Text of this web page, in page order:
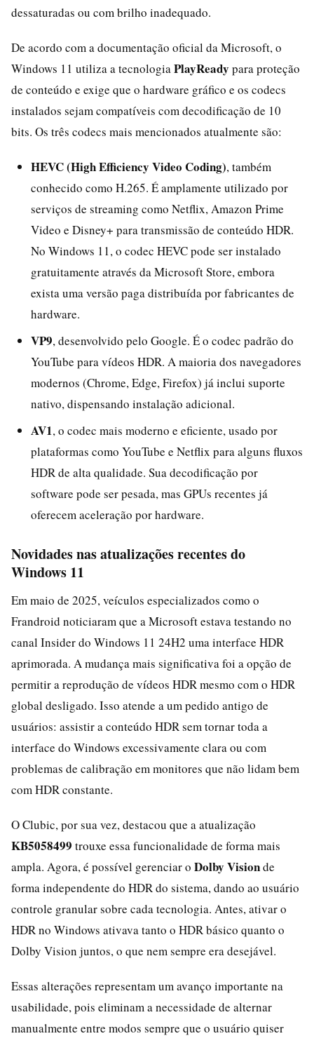
dessaturadas ou com brilho inadequado.
De acordo com a documentação oficial da Microsoft, o
Windows 11 utiliza a tecnologia PlayReady para proteção
de conteúdo e exige que o hardware gráfico e os codecs
instalados sejam compatíveis com decodificação de 10
bits. Os três codecs mais mencionados atualmente são:
HEVC (High Efficiency Video Coding), também
conhecido como H.265. É amplamente utilizado por
serviços de streaming como Netflix, Amazon Prime
Video e Disney+ para transmissão de conteúdo HDR.
No Windows 11, o codec HEVC pode ser instalado
gratuitamente através da Microsoft Store, embora
exista uma versão paga distribuída por fabricantes de
hardware.
VP9, desenvolvido pelo Google. É o codec padrão do
YouTube para vídeos HDR. A maioria dos navegadores
modernos (Chrome, Edge, Firefox) já inclui suporte
nativo, dispensando instalação adicional.
AV1, o codec mais moderno e eficiente, usado por
plataformas como YouTube e Netflix para alguns fluxos
HDR de alta qualidade. Sua decodificação por
software pode ser pesada, mas GPUs recentes já
oferecem aceleração por hardware.
Novidades nas atualizações recentes do
Windows 11
Em maio de 2025, veículos especializados como o
Frandroid noticiaram que a Microsoft estava testando no
canal Insider do Windows 11 24H2 uma interface HDR
aprimorada. A mudança mais significativa foi a opção de
permitir a reprodução de vídeos HDR mesmo com o HDR
global desligado. Isso atende a um pedido antigo de
usuários: assistir a conteúdo HDR sem tornar toda a
interface do Windows excessivamente clara ou com
problemas de calibração em monitores que não lidam bem
com HDR constante.
O Clubic, por sua vez, destacou que a atualização
KB5058499 trouxe essa funcionalidade de forma mais
ampla. Agora, é possível gerenciar o Dolby Visionde
forma independente do HDR do sistema, dando ao usuário
controle granular sobre cada tecnologia. Antes, ativar o
HDR no Windows ativava tanto o HDR básico quanto o
Dolby Vision juntos, o que nem sempre era desejável.
Essas alterações representam um avanço importante na
usabilidade, pois eliminam a necessidade de alternar
manualmente entre modos sempre que o usuário quiser